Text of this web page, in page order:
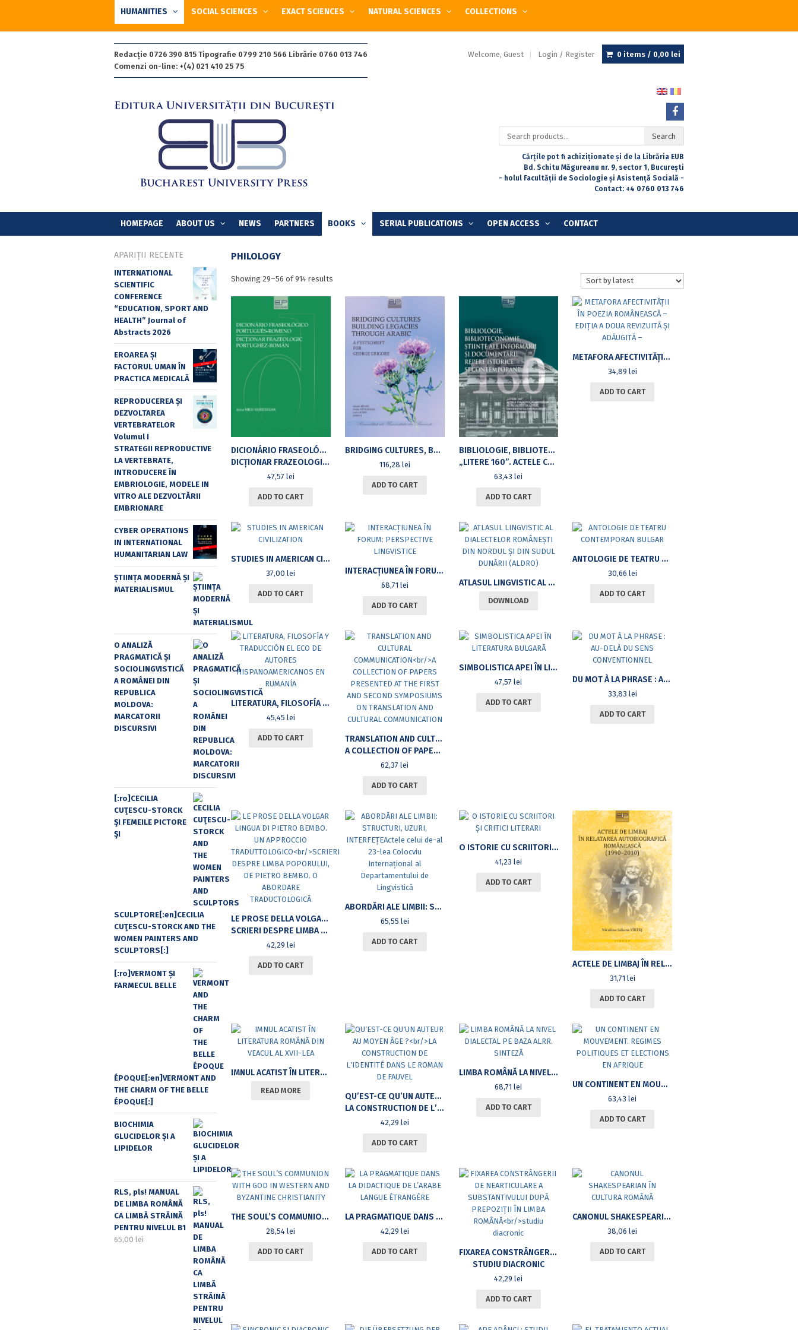
HUMANITIES SOCIAL SCIENCES EXACT SCIENCES NATURAL SCIENCES COLLECTIONS
Redacție 0726 390 815 Tipografie 0799 210 566 Librărie 0760 013 746
Comenzi on-line: +(4) 021 410 25 75
Welcome, Guest Login / Register 0 items / 0,00 lei
Search
for:
Search
Cărțile pot fi achiziționate și de la Librăria EUB
Bd. Schitu Măgureanu nr. 9, sector 1, București
- holul Facultății de Sociologie și Asistență Socială -
Contact: +4 0760 013 746
HOMEPAGE ABOUT US NEWS PARTNERS BOOKS SERIAL PUBLICATIONS OPEN ACCESS CONTACT
PHILOLOGY
Showing 29–56 of 914 resultsSorted
DICIONÁRIO FRASEOLÓGICO PORTUGUÊS-ROMENO
DICȚIONAR FRAZEOLOGIC PORTUGHEZ-ROMÂN
47,57 lei
ADD TO CART
BRIDGING CULTURES, BUILDING LEGACIES THROUGH ARABICA FESTSCHRIFT FOR GEORGE GRIGORE
116,28 lei
ADD TO CART
BIBLIOLOGIE, BIBLIOTECONOMIE, ȘTIINȚE ALE INFORMĂRII ȘI DOCUMENTĂRII: REPERE ISTORICE ȘI CONTEMPORANE
„LITERE 160”. ACTELE COLOCVIULUI ANIVERSAR AL FACULTĂȚII DE LITERE, UNIVERSITATEA DIN BUCUREȘTI (2–4 NOIEMBRIE 2023)
63,43lei
ADD TO CART
METAFORA AFECTIVITĂȚII ÎN POEZIA ROMÂNEASCĂ – EDIȚIA A DOUA REVIZUITĂ ȘI ADĂUGITĂ –
34,89 lei
ADD TO CART
STUDIES IN AMERICAN CIVILIZATION
37,00lei
ADD TO CART
INTERACȚIUNEA ÎN FORUM: PERSPECTIVE LINGVISTICE
68,71 lei
ADD TO CART
ATLASUL LINGVISTIC AL DIALECTELOR ROMÂNEȘTI DIN NORDUL ȘI DIN SUDUL DUNĂRII (ALDRO)
DOWNLOAD
ANTOLOGIE DE TEATRU CONTEMPORAN BULGAR
30,66 lei
ADD TO CART
LITERATURA, FILOSOFÍA Y TRADUCCIÓN EL ECO DE AUTORES HISPANOAMERICANOS EN RUMANÍA
45,45 lei
ADD TO CART
TRANSLATION AND CULTURAL COMMUNICATION
A COLLECTION OF PAPERS PRESENTED AT THE FIRST AND SECOND SYMPOSIUMS ON TRANSLATION AND CULTURAL COMMUNICATION
62,37lei
ADD TO CART
SIMBOLISTICA APEI ÎN LITERATURA BULGARĂ
47,57lei
ADD TO CART
DU MOT À LA PHRASE : AU-DELÀ DU SENS CONVENTIONNEL
33,83 lei
ADD TO CART
LE PROSE DELLA VOLGAR LINGUA DI PIETRO BEMBO. UN APPROCCIO TRADUTTOLOGICO
SCRIERI DESPRE LIMBA POPORULUI, DE PIETRO BEMBO. O ABORDARE TRADUCTOLOGICĂ
42,29 lei
ADD TO CART
ABORDĂRI ALE LIMBII: STRUCTURI, UZURI, INTERFEȚEACTELE CELUI DE-AL 23-LEA COLOCVIU INTERNAȚIONAL AL DEPARTAMENTULUI DE LINGVISTICĂ
65,55 lei
ADD TO CART
O ISTORIE CU SCRIITORI ȘI CRITICI LITERARI
41,23 lei
ADD TO CART
ACTELE DE LIMBAJ ÎN RELATAREA AUTOBIOGRAFICĂ ROMÂNEASCĂ (1990–2010)
31,71 lei
ADD TO CART
IMNUL ACATIST ÎN LITERATURA ROMÂNĂ DIN VEACUL AL XVII-LEA
READ MORE
QUʼEST-CE QUʼUN AUTEUR AU MOYEN ÂGE ?
LA CONSTRUCTION DE LʼIDENTITÉ DANS LE ROMAN DE FAUVEL
42,29 lei
ADD TO CART
LIMBA ROMÂNĂ LA NIVEL DIALECTAL PE BAZA ALRR. SINTEZĂ
68,71 lei
ADD TO CART
UN CONTINENT EN MOUVEMENT. REGIMES POLITIQUES ET ELECTIONS EN AFRIQUE
63,43 lei
ADD TO CART
THE SOUL’S COMMUNION WITH GOD IN WESTERN AND BYZANTINE CHRISTIANITY
28,54 lei
ADD TO CART
LA PRAGMATIQUE DANS LA DIDACTIQUE DE L’ARABE LANGUE ÉTRANGÈRE
42,29 lei
ADD TO CART
FIXAREA CONSTRÂNGERII DE NEARTICULARE A SUBSTANTIVULUI DUPĂ PREPOZIȚII ÎN LIMBA ROMÂNĂ
STUDIU DIACRONIC
42,29 lei
ADD TO CART
CANONUL SHAKESPEARIAN ÎN CULTURA ROMÂNĂ
38,06 lei
ADD TO CART
APARIȚII RECENTE
INTERNATIONAL
SCIENTIFIC
CONFERENCE
“EDUCATION, SPORT AND
HEALTH” Journal of
Abstracts 2026
EROAREA ȘI
FACTORUL UMAN ÎN
PRACTICA MEDICALĂ
REPRODUCEREA ȘI
DEZVOLTAREA
VERTEBRATELOR
Volumul I
STRATEGII REPRODUCTIVE
LA VERTEBRATE,
INTRODUCERE ÎN
EMBRIOLOGIE, MODELE IN
VITRO ALE DEZVOLTĂRII
EMBRIONARE
CYBER OPERATIONS
IN INTERNATIONAL
HUMANITARIAN LAW
ȘTIINȚA MODERNĂ ȘI
MATERIALISMUL
O ANALIZĂ
PRAGMATICĂ ȘI
SOCIOLINGVISTICĂ
A ROMÂNEI DIN
REPUBLICA
MOLDOVA:
MARCATORII
DISCURSIVI
[:ro]CECILIA
CUŢESCU-STORCK
ŞI FEMEILE PICTORE
ŞI
SCULPTORE[:en]CECILIA
CUŢESCU-STORCK AND THE
WOMEN PAINTERS AND
SCULPTORS[:]
[:ro]VERMONT ȘI
FARMECUL BELLE
ÉPOQUE[:en]VERMONT AND
THE CHARM OF THE BELLE
ÉPOQUE[:]
BIOCHIMIA
GLUCIDELOR ȘI A
LIPIDELOR
RLS, pls! MANUAL
DE LIMBA ROMÂNĂ
CA LIMBĂ STRĂINĂ
PENTRU NIVELUL B1
65,00 lei